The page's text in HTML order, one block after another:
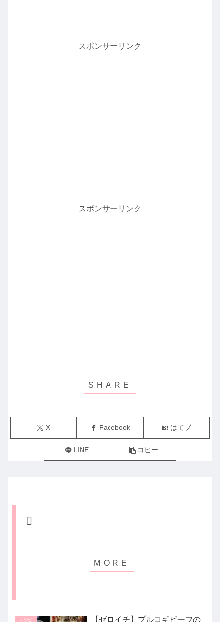
スポンサーリンク
スポンサーリンク
X Facebook はてブ
LINE コピー
レシピ
【ゼロイチ】プルコギビーフの